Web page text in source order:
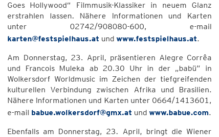
Goes Hollywood“ Filmmusik-Klassiker in neuem Glanz
erstrahlen lassen. Nähere Informationen und Karten
unter 02742/908080-600, e-mail
karten@festspielhaus.at und www.festspielhaus.at.
Am Donnerstag, 23. April, präsentieren Alegre Corrêa
und Francois Muleka ab 20.30 Uhr in der „babü” in
Wolkersdorf Worldmusic im Zeichen der tiefgreifenden
kulturellen Verbindung zwischen Afrika und Brasilien.
Nähere Informationen und Karten unter 0664/1413601,
e-mail babue.wolkersdorf@gmx.at und www.babue.com.
Ebenfalls am Donnerstag, 23. April, bringt die Wiener